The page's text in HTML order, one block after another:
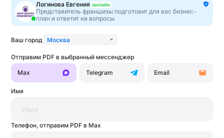
Вложения от 1 500 000 ₽ Вложения от 2 800 000 ₽
Популярные франшизы
Логинова Евгения онлайн
Представитель франшизы подготовит для вас бизнес-
план и ответит на вопросы
Ваш город Москва
Отправим PDF в выбранный мессенджер
Max Telegram Email
Имя
Телефон, отправим PDF в Max